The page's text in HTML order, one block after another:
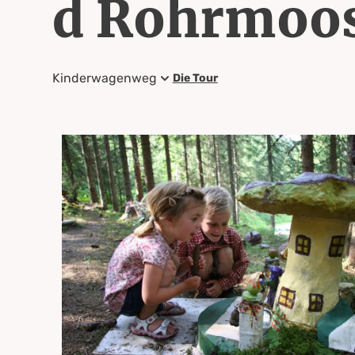
d
Kinderwagenweg Die Tour